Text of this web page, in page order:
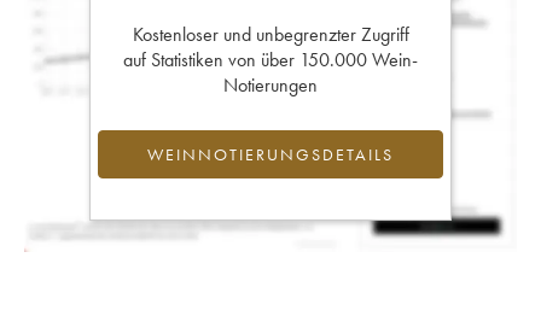
Kostenloser und unbegrenzter Zugriff
auf Statistiken von über 150.000 Wein-
Notierungen
WEINNOTIERUNGSDETAILS